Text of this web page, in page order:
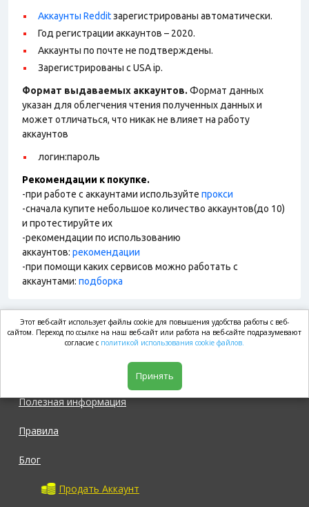
Аккаунты Redditзарегистрированы автоматически.
Год регистрации аккаунтов – 2020.
Аккаунты по почте не подтверждены.
Зарегистрированы с USA ip.
Формат выдаваемых аккаунтов. Формат данных
указан для облегчения чтения полученных данных и
может отличаться, что никак не влияет на работу
аккаунтов
логин:пароль
Рекомендации к покупке.
-при работе с аккаунтами используйте прокси
-сначала купите небольшое количество аккаунтов(до 10)
и протестируйте их
-рекомендации по использованию
аккаунтов: рекомендации
-при помощи каких сервисов можно работать с
аккаунтами: подборка
market.com
Полезная информация
Правила
Блог
Продать Аккаунт
Этот веб-сайт использует файлы cookie для повышения удобства работы с веб-
сайтом. Переход по ссылке на наш веб-сайт или работа на веб-сайте подразумевают
согласие с политикой использования cookie файлов.
Принять